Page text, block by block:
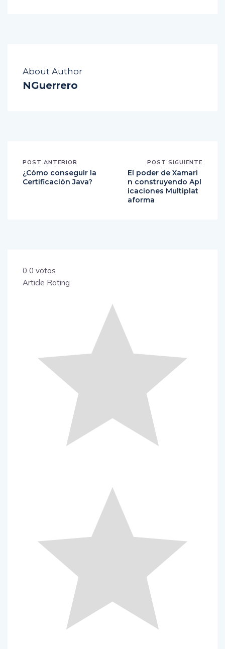
About Author
NGuerrero
POST ANTERIOR
¿Cómo conseguir la
Certificación Java?
POST SIGUIENTE
El poder de Xamari
n construyendo Apl
icaciones Multiplat
aforma
0 0 votos
Article Rating